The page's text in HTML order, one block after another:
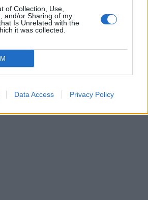
of Collection, Use,
and/or Sharing of my
Is Unrelated with the
it was collected.
Data Access Privacy Policy